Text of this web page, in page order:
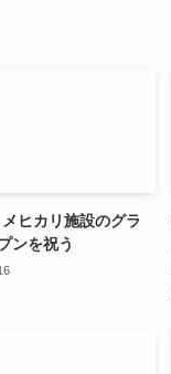
ヒカリ施設のグラ
ンを祝う